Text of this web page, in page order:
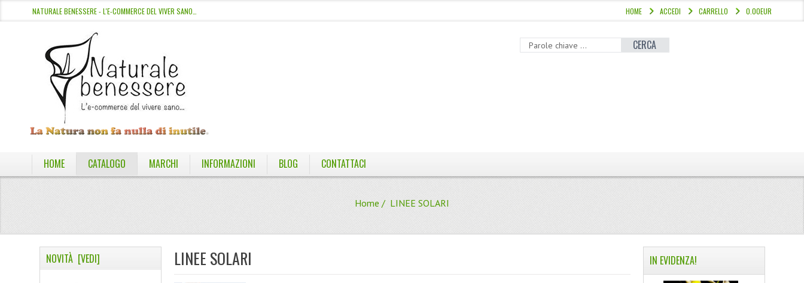
NATURALE BENESSERE - L'E-COMMERCE DEL VIVER SANO… 0.00EUR
CARRELLO
ACCEDI
HOME
CERCA
HOME CATALOGO MARCHI INFORMAZIONI BLOG CONTATTACI
Home / LINEE SOLARI
LINEE SOLARI
NOVITÀ [VEDI] IN EVIDENZA!